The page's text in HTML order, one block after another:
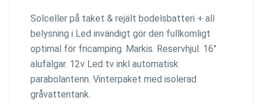
Solceller på taket & rejält bodelsbatteri + all
belysning i Led invändigt gör den fullkomligt
optimal för fricamping. Markis. Reservhjul. 16"
alufälgar. 12v Led tv inkl automatisk
parabolantenn. Vinterpaket med isolerad
gråvattentank.